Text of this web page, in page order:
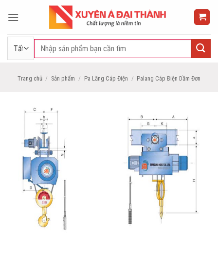
qua
Tìm
Trang chủ / Sản phẩm / Pa Lăng Cáp Điện / Palang Cáp Điện Dầm Đơn